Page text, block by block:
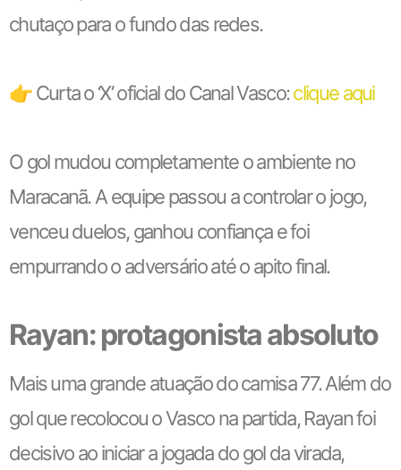
chutaço para o fundo das redes.
👉 Curta o ‘X’ oficial do Canal Vasco:clique aqui
O gol mudou completamente o ambiente no
Maracanã. A equipe passou a controlar o jogo,
venceu duelos, ganhou confiança e foi
empurrando o adversário até o apito final.
Rayan: protagonista absoluto
Mais uma grande atuação do camisa 77. Além do
gol que recolocou o Vasco na partida, Rayan foi
decisivo ao iniciar a jogada do gol da virada,